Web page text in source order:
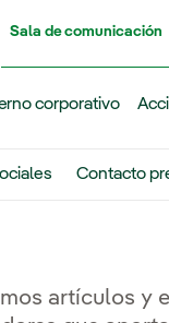
Sala de comunicación
corporativo
Contacto
artículos y